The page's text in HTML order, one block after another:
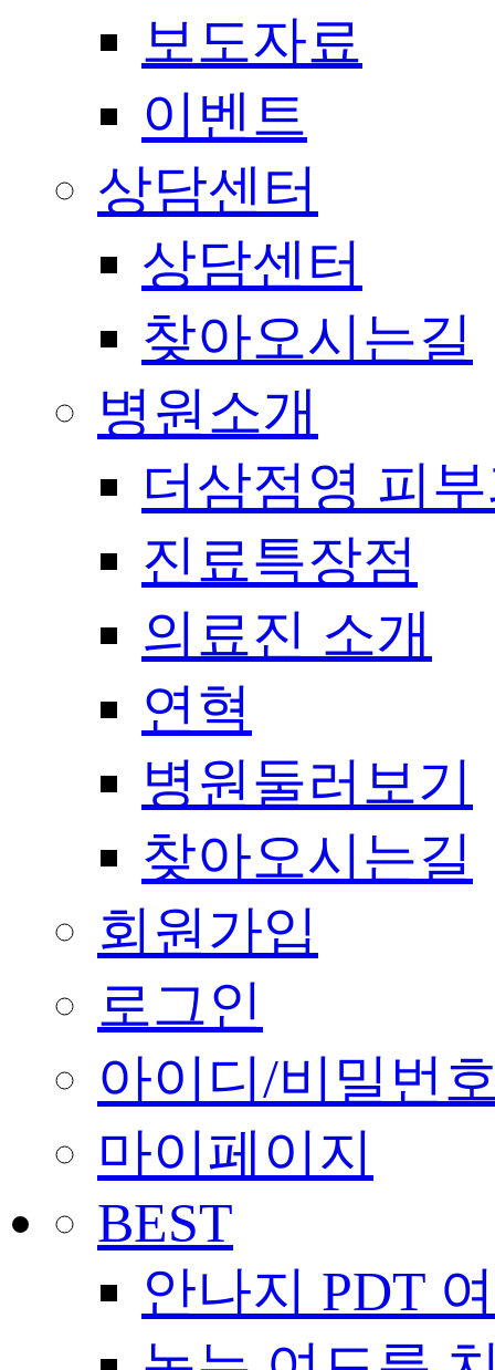
보도자료
이벤트
상담센터
상담센터
찾아오시는길
병원소개
더삼점영 피
진료특장점
의료진 소개
연혁
병원둘러보기
찾아오시는길
회원가입
로그인
아이디/비밀번
마이페이지
BEST
안나지 PDT